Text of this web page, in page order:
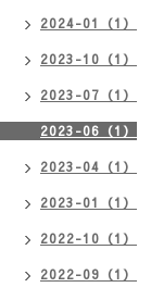
2024-01（1）
2023-10（1）
2023-07（1）
2023-06（1）
2023-04（1）
2023-01（1）
2022-10（1）
2022-09（1）